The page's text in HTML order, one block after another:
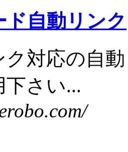
自動リンク
ク対応の自
下さい...